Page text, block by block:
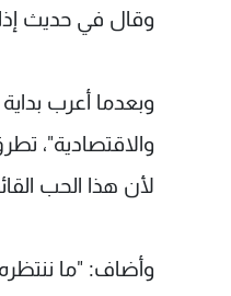
وقال في حديث
وبعدما أعرب
والاقتصادية"،
لأن هذا الحب
وأضاف: "ما